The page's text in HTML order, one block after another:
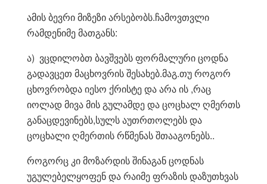
ამის ბევრი მიზეზი არსებობს.ჩამოვთვლი
რამდენიმე მათგანს:
ა) ვცდილობთ ბავშვებს ფორმალური ცოდნა
გადავცეთ მაცხოვრის შესახებ.მაგ.თუ როგორ
ცხოვრობდა იესო ქრისტე და არა ის ,რაც
იოლად მივა მის გულამდე და ცოცხალ ღმერთს
განაცდევინებს,სულს აუთრთოლებს და
ცოცხალი ღმერთის რწმენას შთააგონებს..
როგორც კი მოზარდის შინაგან ცოდნას
უგულებელყოფენ და რაიმე ფრაზის დაზუთხვას